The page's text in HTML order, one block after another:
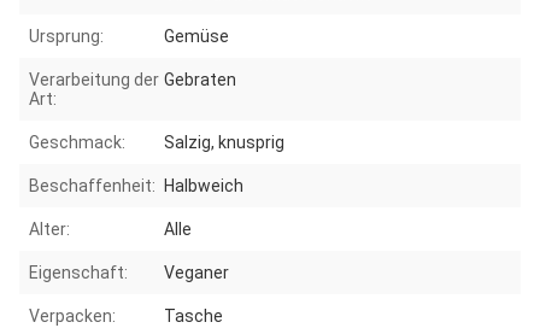
Ursprung: Gemüse
Verarbeitung der
Art:
Gebraten
Geschmack: Salzig, knusprig
Beschaffenheit: Halbweich
Alter: Alle
Eigenschaft: Veganer
Verpacken: Tasche